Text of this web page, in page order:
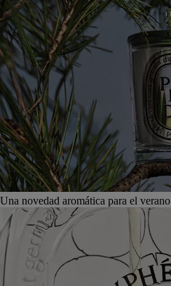
Una novedad aromática para el verano